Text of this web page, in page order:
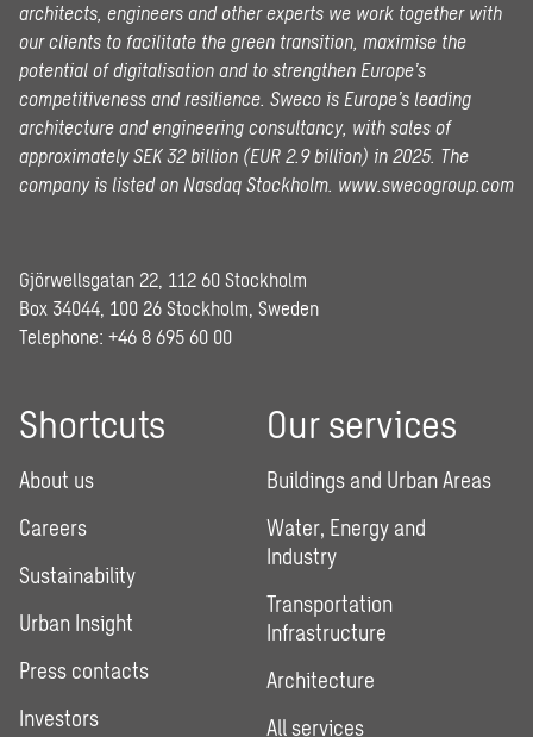
architects, engineers and other experts we work together with
our clients to facilitate the green transition, maximise the
potential of digitalisation and to strengthen Europe’s
competitiveness and resilience. Sweco is Europe’s leading
architecture and engineering consultancy, with sales of
approximately SEK 32 billion (EUR 2.9 billion) in 2025. The
company is listed on Nasdaq Stockholm. www.swecogroup.com
Gjörwellsgatan 22, 112 60 Stockholm
Box 34044, 100 26 Stockholm, Sweden
Telephone: +46 8 695 60 00
Shortcuts
About us
Careers
Sustainability
Urban Insight
Press contacts
Investors
Our services
Buildings and Urban Areas
Water, Energy and
Industry
Transportation
Infrastructure
Architecture
All services